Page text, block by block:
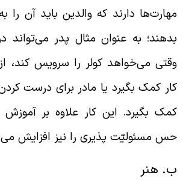
دارند که والدین باید آن را به
به عنوان مثال پدر می‌تواند در
می‌خواهد کولر را سرویس کند،
کمک بگیرد یا مادر برای درست کردن
بگیرد. این کار علاوه بر آموزش
مسئولیّت پذیری را نیز افزایش
هنر